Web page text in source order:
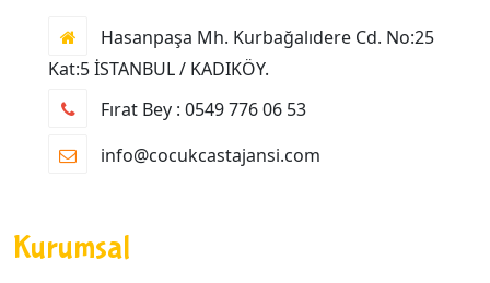
Hasanpaşa Mh. Kurbağalıdere Cd. No:25
Kat:5 İSTANBUL / KADIKÖY.
Fırat Bey : 0549 776 06 53
info@cocukcastajansi.com
Kurumsal